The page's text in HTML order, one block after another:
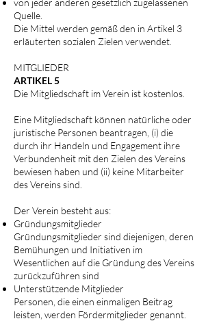
von jeder anderen gesetzlich zugelassenen
Quelle.
Die Mittel werden gemäß den in Artikel 3
erläuterten sozialen Zielen verwendet.
MITGLIEDER
ARTIKEL 5
Die Mitgliedschaft im Verein ist kostenlos.
Eine Mitgliedschaft können natürliche oder
juristische Personen beantragen, (i) die
durch ihr Handeln und Engagement ihre
Verbundenheit mit den Zielen des Vereins
bewiesen haben und (ii) keine Mitarbeiter
des Vereins sind.
Der Verein besteht aus:
Gründungsmitglieder
Gründungsmitglieder sind diejenigen, deren
Bemühungen und Initiativen im
Wesentlichen auf die Gründung des Vereins
zurückzuführen sind
Unterstützende Mitglieder
Personen, die einen einmaligen Beitrag
leisten, werden Fördermitglieder genannt.